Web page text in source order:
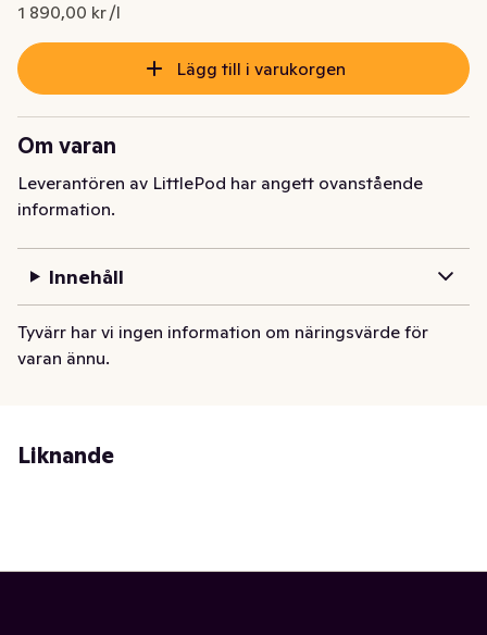
Nuvarande pris är: 189,00 kr
1 890,00 kr /l
Lägg till i varukorgen
Om varan
Leverantören av LittlePod har angett ovanstående
information.
Innehåll
Tyvärr har vi ingen information om näringsvärde för
varan ännu.
Liknande